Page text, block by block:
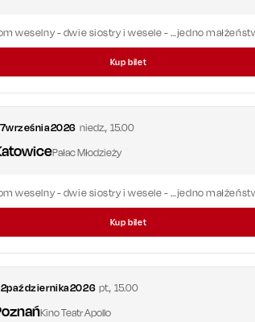
weselny - dwie siostry i wesele - …jedno
Kup bilet
września2026 niedz., 15.00
Pałac Młodzieży
weselny - dwie siostry i wesele - …jedno
Kup bilet
października2026 pt.,15.00
Kino Teatr Apollo